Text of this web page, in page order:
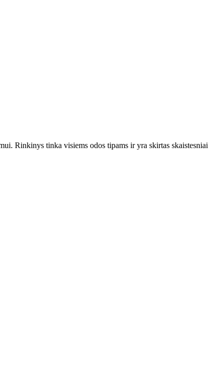
Rinkinys tinka visiems odos tipams ir yra skirtas skaistesniai